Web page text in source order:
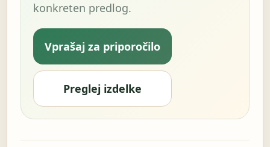
konkreten predlog.
Vprašaj za priporočilo
Preglej izdelke